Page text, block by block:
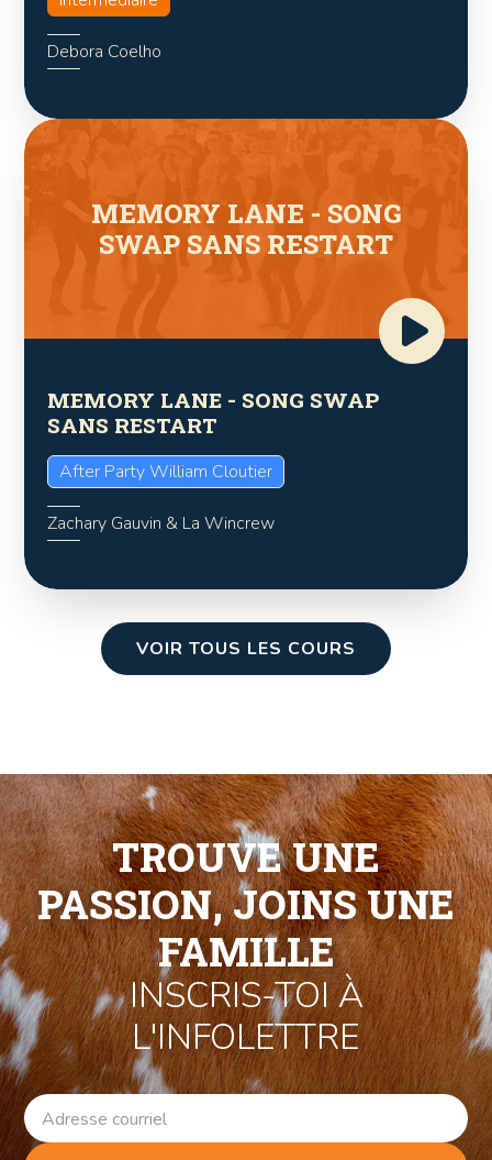
Debora Coelho
MEMORY LANE - SONG
SWAP SANS RESTART
MEMORY LANE - SONG SWAP
SANS RESTART
After Party William Cloutier
Zachary Gauvin & La Wincrew
VOIR TOUS LES COURS
TROUVE UNE
PASSION, JOINS UNE
FAMILLE
INSCRIS-TOI À
L'INFOLETTRE